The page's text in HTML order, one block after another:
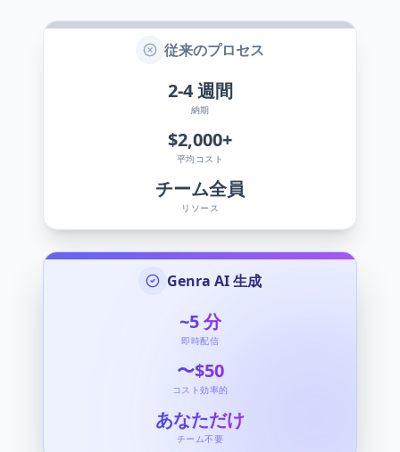
従来のプロセス
2-4週間
納期
$2,000+
平均コスト
チーム全員
リソース
Genra AI 生成
~5分
即時配信
〜$50
コスト効率的
あなただけ
チーム不要